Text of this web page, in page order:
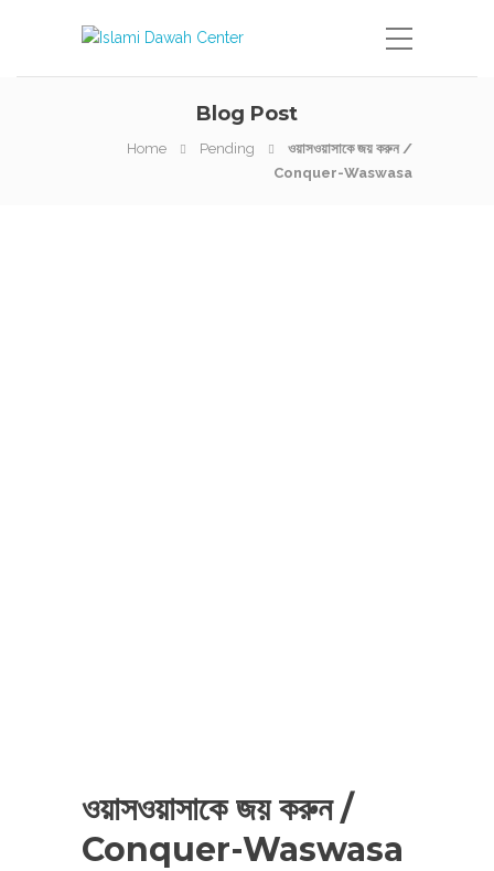
Blog Post
Home Pending
ওয়াসওয়াসাকে জয় করুন /
Conquer-Waswasa
ওয়াসওয়াসাকে জয় করুন /
Conquer-Waswasa